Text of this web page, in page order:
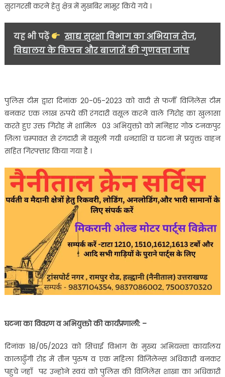
सुरागरसी करने हेतु क्षेत्र में मुखबिर मामूर किये गये ।
यह भी पढ़ें
खाद्य सुरक्षा विभाग का अभियान तेज,
विद्यालय के किचन और बाजारों की गुणवत्ता जांच
पुलिस टीम द्वारा दिनांक 20-05-2023 को वादी से फर्जी विजिलेंस टीम
बनकर एक लाख रुपये की रंगदारी वसूल करने वाले गिरोह का खुलासा
करते हुए उक्त गिरोह में शामिल 03 अभियुक्तो को मनिहार गोठ टनकपुर
ज़िला चम्पावत से रंगदारी में वसूली गयी धनराशि व घटना में प्रयुक्त वाहन
सहित गिरफ्तार किया गया है ।
घटना का विवरण व अभियुक्तो की कार्यप्रणाली: –
दिनांक 18/05/2023 को सिचाई विभाग के मुख्य अभियन्ता कार्यालय
कालाढुँगी रोड में तीन पुरुष व एक महिला विजिलेन्स अधिकारी बनकर
पहुचे जहाँ पर उन्होने स्वयं को पुलिस की विजिलेंस शाखा का अधिकारी